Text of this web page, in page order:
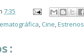
7:35
, Cine,Estrenos